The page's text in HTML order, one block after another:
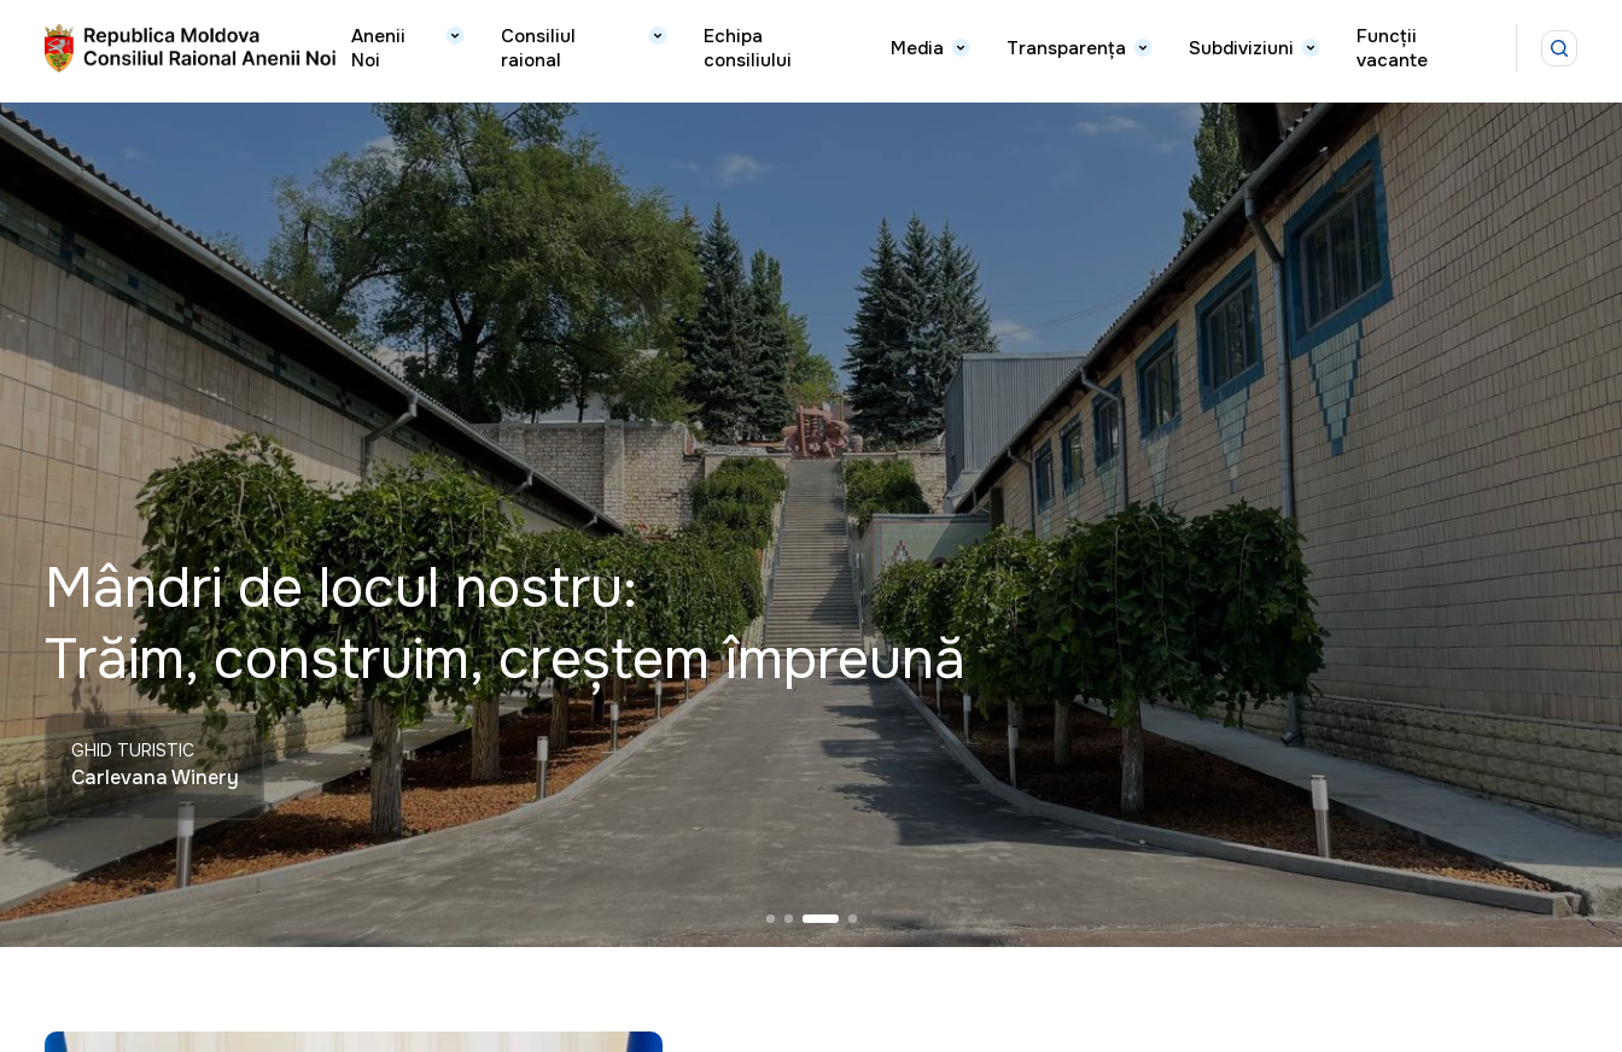
Anenii
Noi
Consiliul
raional
Echipa
consiliului
Media Transparența Subdiviziuni
Funcții
vacante
Mândri de locul nostru:
Trăim, construim, creștem împreună
GHID TURISTIC
Carlevana Winery